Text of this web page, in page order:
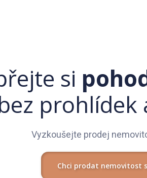
cm
si
prohlídek
Vyzkoušejte prodej
Chci prodat nemovitost s